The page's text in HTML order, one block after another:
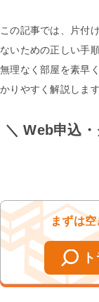
この記事では、片付
ないための正しい手
無理なく部屋を素早
かりやすく解説します
＼ Web申込
まずは